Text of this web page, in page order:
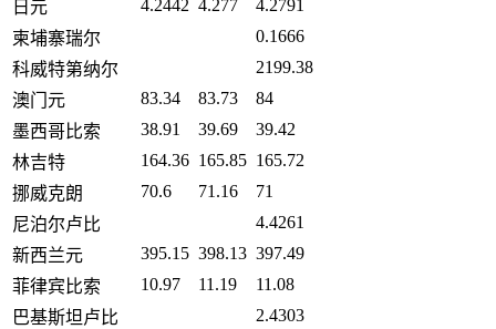
日元
4.2442 4.277
4.2791
柬埔寨瑞尔
0.1666
科威特第纳尔
2199.38
澳门元
83.34 83.73
84
墨西哥比索
38.91 39.69
39.42
林吉特
164.36 165.85 165.72
挪威克朗
70.6 71.16
71
尼泊尔卢比
4.4261
新西兰元
395.15 398.13 397.49
菲律宾比索
10.97 11.19
11.08
巴基斯坦卢比
2.4303